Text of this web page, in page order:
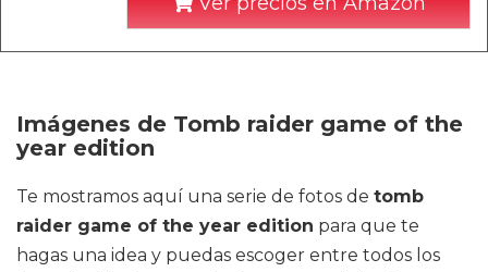
Imágenes de Tomb raider game of the
year edition
Te mostramos aquí una serie de fotos de tomb
raider game of the year edition para que te
hagas una idea y puedas escoger entre todos los